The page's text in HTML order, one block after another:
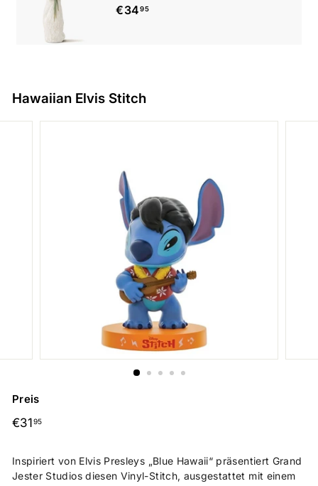
€34 95€34,95
Hawaiian Elvis Stitch
Preis
Normaler
€3195€31,95
Inspiriert von Elvis Presleys „Blue Hawaii“ präsentiert Grand
Jester Studios diesen Vinyl-Stitch, ausgestattet mit einem